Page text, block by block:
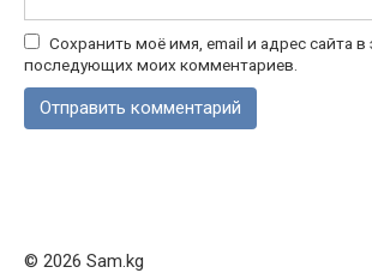
Сохранить моё имя, email и адрес сайта в
последующих моих комментариев.
© 2026 Sam.kg